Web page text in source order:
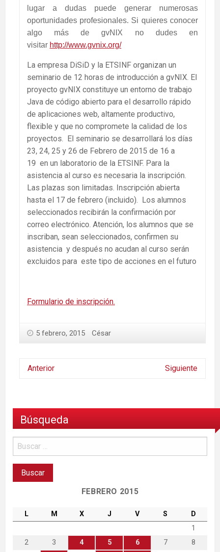
lugar a dudas puede generar numerosas
oportunidades profesionales. Si quieres conocer
algo más de gvNIX no dudes en
visitar http://www.gvnix.org/
La empresa DiSiD y la ETSINF organizan un
seminario de 12 horas de introducción a gvNIX. El
proyecto gvNIX constituye un entorno de trabajo
Java de código abierto para el desarrollo rápido
de aplicaciones web, altamente productivo,
flexible y que no compromete la calidad de los
proyectos. El seminario se desarrollará los días
23, 24, 25 y 26 de Febrero de 2015 de 16 a
19 en un laboratorio de la ETSINF. Para la
asistencia al curso es necesaria la inscripción.
Las plazas son limitadas. Inscripción abierta
hasta el 17 de febrero (incluido). Los alumnos
seleccionados recibirán la confirmación por
correo electrónico. Atención, los alumnos que se
inscriban, sean seleccionados, confirmen su
asistencia y después no acudan al curso serán
excluidos para este tipo de acciones en el futuro
Formulario de inscripción.
5 febrero, 2015 César
Anterior Siguiente
Búsqueda
FEBRERO 2015
L M X J V S
D
1
2
3 4 5 6 7
8